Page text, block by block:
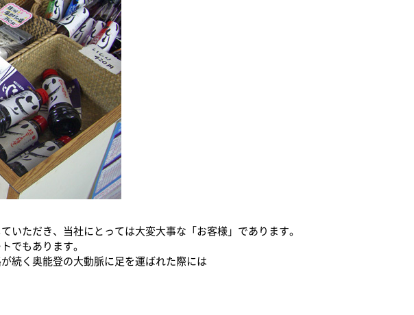
いただき、当社にとっては大変大事な「お客様」であります。
でもあります。
続く奥能登の大動脈に足を運ばれた際には